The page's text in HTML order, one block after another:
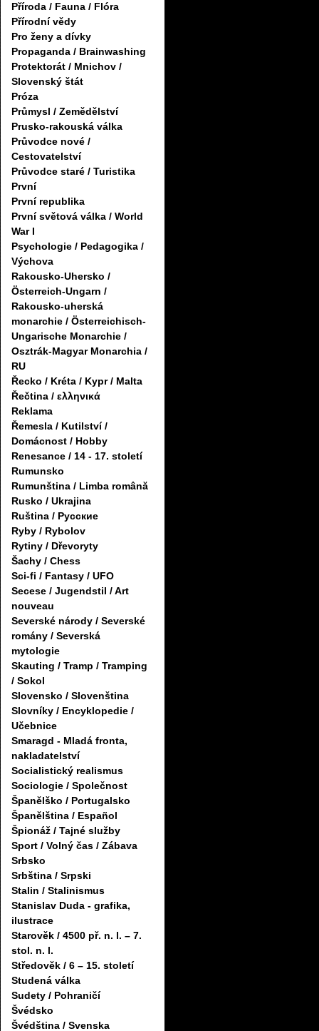
Příroda / Fauna / Flóra
Přírodní vědy
Pro ženy a dívky
Propaganda / Brainwashing
Protektorát / Mnichov /
Slovenský štát
Próza
Průmysl / Zemědělství
Prusko-rakouská válka
Průvodce nové /
Cestovatelství
Průvodce staré / Turistika
První
První republika
První světová válka / World
War I
Psychologie / Pedagogika /
Výchova
Rakousko-Uhersko /
Österreich-Ungarn /
Rakousko-uherská
monarchie / Österreichisch-
Ungarische Monarchie /
Osztrák-Magyar Monarchia /
RU
Řecko / Kréta / Kypr / Malta
Řečtina / ελληνικά
Reklama
Řemesla / Kutilství /
Domácnost / Hobby
Renesance / 14 - 17. století
Rumunsko
Rumunština / Limba română
Rusko / Ukrajina
Ruština / Русские
Ryby / Rybolov
Rytiny / Dřevoryty
Šachy / Chess
Sci-fi / Fantasy / UFO
Secese / Jugendstil / Art
nouveau
Severské národy / Severské
romány / Severská
mytologie
Skauting / Tramp / Tramping
/ Sokol
Slovensko / Slovenština
Slovníky / Encyklopedie /
Učebnice
Smaragd - Mladá fronta,
nakladatelství
Socialistický realismus
Sociologie / Společnost
Španělško / Portugalsko
Španělština / Español
Špionáž / Tajné služby
Sport / Volný čas / Zábava
Srbsko
Srbština / Srpski
Stalin / Stalinismus
Stanislav Duda - grafika,
ilustrace
Starověk / 4500 př. n. l. – 7.
stol. n. l.
Středověk / 6 – 15. století
Studená válka
Sudety / Pohraničí
Švédsko
Švédština / Svenska